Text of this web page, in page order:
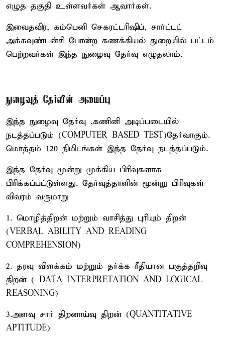
எழுத தகுதி உள்ளவர்கள் ஆவார்கள்.
இவைதவிர, கம்பெனி செகரட்டரிஷிப், சார்ட்டட்
அக்கவுண்டன்சி போன்ற கணக்கியல் துறையில் பட்டம்
பெற்றவர்கள் இந்த நுழைவு தேர்வு எழுதலாம்.
நுழைவுத் தேர்வின் அமைப்பு
இந்த நுழைவு தேர்வு ,கணினி அடிப்படையில்
நடத்தப்படும் (COMPUTER BASED TEST)தேர்வாகும்.
மொத்தம் 120 நிமிடங்கள் இந்த தேர்வு நடத்தப்படும்.
இந்த தேர்வு மூன்று முக்கிய பிரிவுகளாக
பிரிக்கப்பட்டுள்ளது. தேர்வுத்தாளின் மூன்று பிரிவுகள்
விவரம் வருமாறு
1. மொழித்திறன் மற்றும் வாசித்து புரியும் திறன்
(VERBAL ABILITY AND READING
COMPREHENSION)
2. தரவு விளக்கம் மற்றும் தர்க்க ரீதியான பகுத்தறிவு
திறன் ( DATA INTERPRETATION AND LOGICAL
REASONING)
3.அளவு சார் திறனாய்வு திறன் (QUANTITATIVE
APTITUDE)